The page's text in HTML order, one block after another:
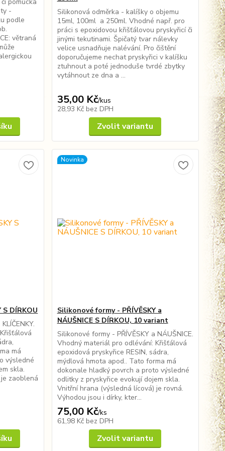
-
podle
větraná
Silikonová odměrka - kalíšky o objemu
15ml, 100ml a 250ml. Vhodné např. pro
práci s epoxidovou křišťálovou pryskyřicí či
jinými tekutinami. Špičatý tvar nálevky
velice usnadňuje nalévání. Pro čištění
doporučujeme nechat pryskyřici v kalíšku
ztuhnout a poté jednoduše tvrdé zbytky
vytáhnout ze dna a ...
35,00 Kč/kus
28,93 Kč bez DPH
Zvolit variantu
DÍRKOU
má
výsledné
skla.
zaoblená
Novinka
Silikonové formy - PŘÍVĚSKY a
NÁUŠNICE S DÍRKOU, 10 variant
Silikonové formy - PŘÍVĚSKY a NÁUŠNICE.
Vhodný materiál pro odlévání: Křišťálová
epoxidová pryskyřice RESIN, sádra,
mýdlová hmota apod.. Tato forma má
dokonale hladký povrch a proto výsledné
odlitky z pryskyřice evokují dojem skla.
Vnitřní hrana (výsledná lícová) je rovná.
Výhodou jsou i dírky, kter...
75,00 Kč/ks
61,98 Kč bez DPH
Zvolit variantu